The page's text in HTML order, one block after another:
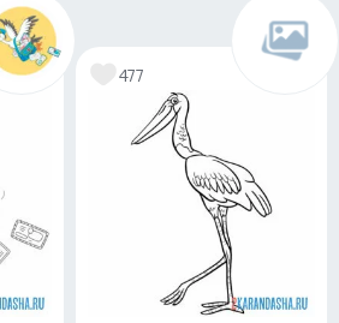
477